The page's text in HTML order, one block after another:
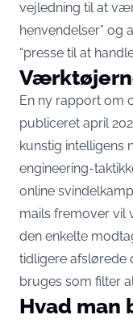
vejledning til at
henvendelser” og
“presse til at
En ny rapport om
publiceret april
kunstig intelligens
engineering-
online
mails fremover
den enkelte
tidligere afslørede
bruges som filter
Hvad man